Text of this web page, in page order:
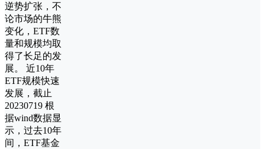
逆势扩张，不
论市场的牛熊
变化，ETF数
量和规模均取
得了长足的发
展。 近10年
ETF规模快速
发展，截止
20230719 根
据wind数据显
示，过去10年
间，ETF基金